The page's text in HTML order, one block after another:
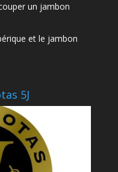
un jambon
et le jambon
5J